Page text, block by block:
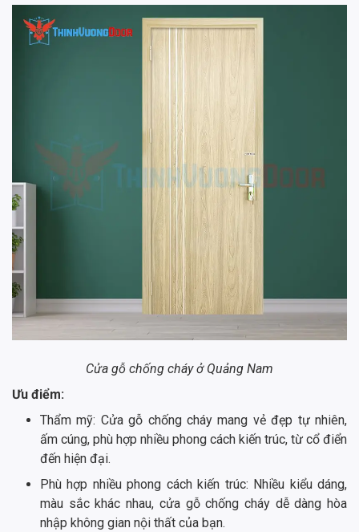
Cửa gỗ chống cháy ở Quảng Nam
Ưu điểm:
Thẩm mỹ: Cửa gỗ chống cháy mang vẻ đẹp tự nhiên,
ấm cúng, phù hợp nhiều phong cách kiến trúc, từ cổ điển
đến hiện đại.
Phù hợp nhiều phong cách kiến trúc: Nhiều kiểu dáng,
màu sắc khác nhau, cửa gỗ chống cháy dễ dàng hòa
nhập không gian nội thất của bạn.